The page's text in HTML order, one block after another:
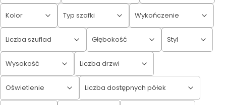
Kolor Typ szafki Wykończenie
Liczba szuflad Głębokość Styl
Wysokość Liczba drzwi
Oświetlenie Liczba dostępnych półek